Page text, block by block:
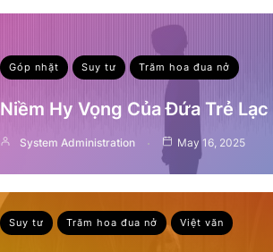
Góp nhặt Suy tư Trăm hoa đua nở
Niềm Hy Vọng Của Đứa Trẻ
System Administration May 16, 2025
Suy tư Trăm hoa đua nở Việt văn